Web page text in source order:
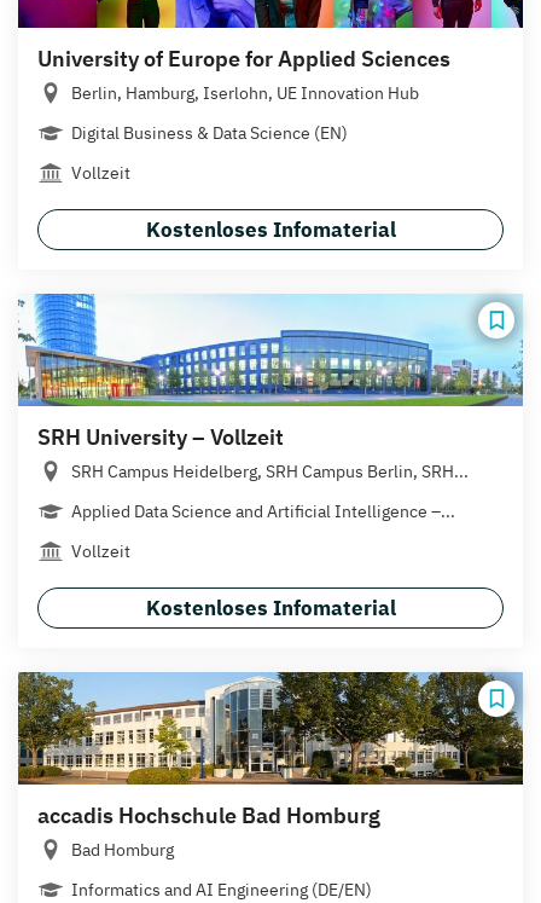
University of Europe for Applied Sciences
Berlin, Hamburg, Iserlohn, UE Innovation Hub
Digital Business & Data Science (EN)
Vollzeit
Kostenloses Infomaterial
SRH University – Vollzeit
SRH Campus Heidelberg, SRH Campus Berlin, SRH...
Applied Data Science and Artificial Intelligence –...
Vollzeit
Kostenloses Infomaterial
accadis Hochschule Bad Homburg
Bad Homburg
Informatics and AI Engineering (DE/EN)